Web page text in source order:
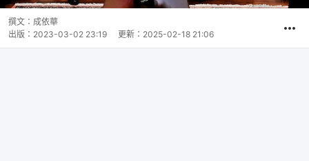
撰文： 成依華
出版： 2023-03-02 23:19 更新： 2025-02-18 21:06